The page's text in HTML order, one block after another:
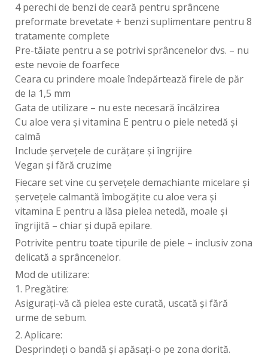
4 perechi de benzi de ceară pentru sprâncene
preformate brevetate + benzi suplimentare pentru 8
tratamente complete
Pre-tăiate pentru a se potrivi sprâncenelor dvs. – nu
este nevoie de foarfece
Ceara cu prindere moale îndepărtează firele de păr
de la 1,5 mm
Gata de utilizare – nu este necesară încălzirea
Cu aloe vera și vitamina E pentru o piele netedă și
calmă
Include șervețele de curățare și îngrijire
Vegan și fără cruzime
Fiecare set vine cu șervețele demachiante micelare și
șervețele calmantă îmbogățite cu aloe vera și
vitamina E pentru a lăsa pielea netedă, moale și
îngrijită – chiar și după epilare.
Potrivite pentru toate tipurile de piele – inclusiv zona
delicată a sprâncenelor.
Mod de utilizare:
1. Pregătire:
Asigurați-vă că pielea este curată, uscată și fără
urme de sebum.
2. Aplicare:
Desprindeți o bandă și apăsați-o pe zona dorită.